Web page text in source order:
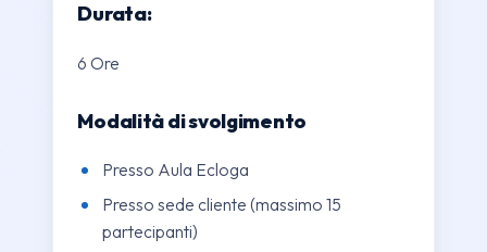
Durata:
6 Ore
Modalità di svolgimento
Presso Aula Ecloga
Presso sede cliente (massimo 15
partecipanti)